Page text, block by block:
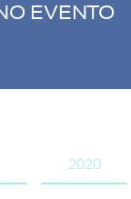
EVENTO
2020